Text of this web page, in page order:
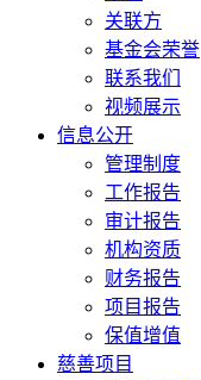
关联方
基金会荣誉
联系我们
视频展示
信息公开
管理制度
工作报告
审计报告
机构资质
财务报告
项目报告
保值增值
慈善项目